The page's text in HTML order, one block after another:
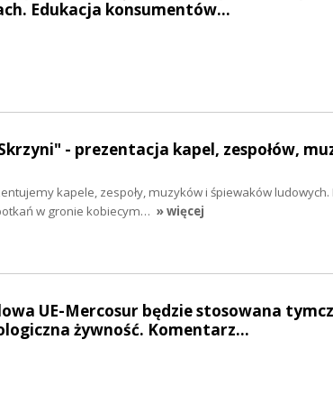
Edukacja konsumentów…
- prezentacja kapel, zespołów,
kapele, zespoły, muzyków i śpiewaków ludowych.
w gronie kobiecym… » więcej
UE-Mercosur będzie stosowana
żywność. Komentarz…